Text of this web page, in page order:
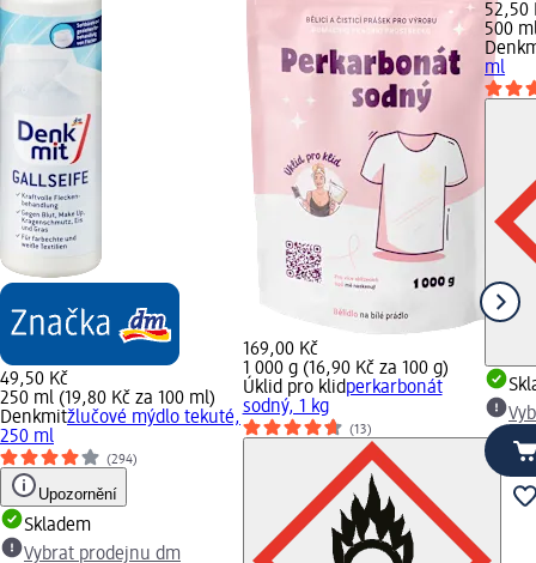
49,50 Kč
250 ml (19,80 Kč za 100 ml)
Denkmitžlučové mýdlo tekuté,
250 ml
(294)
Upozornění
Skladem
Vybrat prodejnu dm
169,00 Kč
1 000 g (16,90 Kč za 100 g)
Úklid pro klidperkarbonát
sodný, 1 kg
(13)
52,50
500
ml